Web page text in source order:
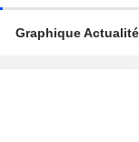
Graphique